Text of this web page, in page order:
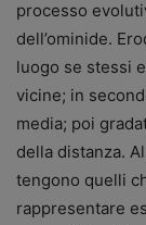
processo
dell’ominide.
luogo se stessi
vicine; in
media; poi
della distanza.
tengono quelli
rappresentare